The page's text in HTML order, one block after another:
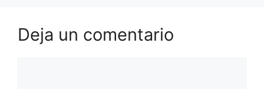
Deja un comentario